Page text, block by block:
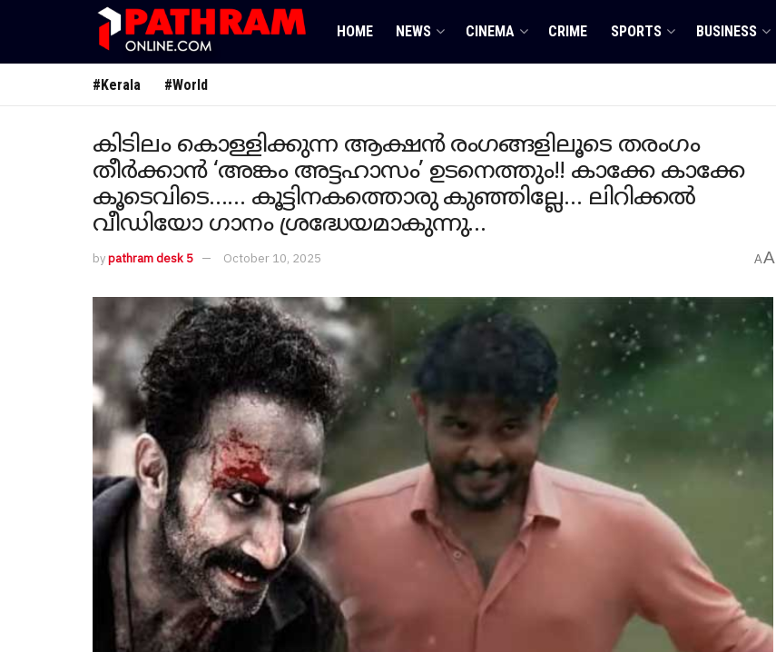
HOME NEWS CINEMA CRIME SPORTS BUSINESS
#Kerala #World
കിടിലം കൊള്ളിക്കുന്ന ആക്ഷൻ രം​ഗങ്ങളിലൂടെ തരം​ഗം
തീർക്കാൻ ‘അങ്കം അട്ടഹാസം’ ഉടനെത്തും!! കാക്കേ കാക്കേ
കൂടെവിടെ…… കൂട്ടിനകത്തൊരു കുഞ്ഞില്ലേ… ലിറിക്കൽ
വീഡിയോ ഗാനം ശ്രദ്ധേയമാകുന്നു…
bypathram desk 5 October 10, 2025 AA